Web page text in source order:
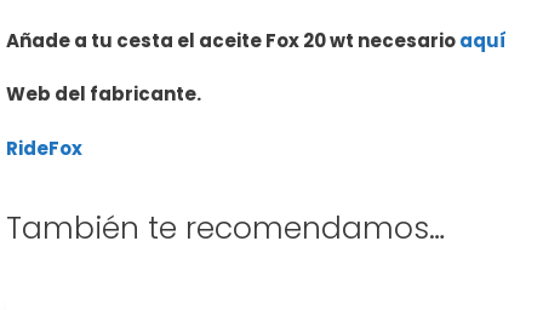
Añade a tu cesta el aceite Fox 20 wt necesarioaquí
Web del fabricante.
RideFox
También te recomendamos…